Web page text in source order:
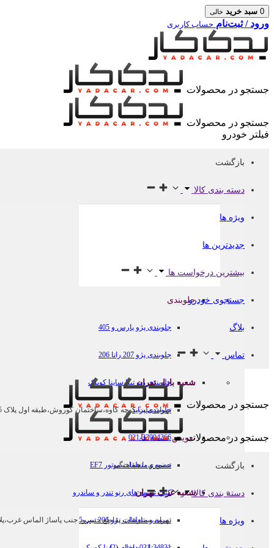
0 سبد خرید خالی
ورود / ثبت‌نام حساب کاربری
جستجو در محصولات
جستجو در محصولات
فیلتر خودرو
بازگشت
دسته بندی کالا
ویژه ها
جدیدترین ها
بیشترین درخواست ها
جلوبندی
جلوبندی پژو پارس و 405
جلوبندی پژو 207 رانا 206
جلوبندی ریو تیبا ساینا کوییک
جلوبندی پراید
تعویض تسمه ها
تسمه و متعلقات موتور EF7
کیت تسمه های رنو تندر و ساندرو
تسمه و متعلقات پژو 206 تیپ 5
جستجوی خودرو
بلاگ
تماس
شعبه بازار تهران
تهران،ملت،کوچه کاوه،ساختمان کوروش،طبقه اول پلاک 5،كدپستی
021-33904366
حضوری با هماهنگی
شعبه غرب تهران
تهران،ستارخان، تقاطع خسرو، جنب پاساژ الماس غرب،پلاک 916،
جستجو در محصولات
جستجو در محصولات
بازگشت
دسته بندی کالا
ویژه ها